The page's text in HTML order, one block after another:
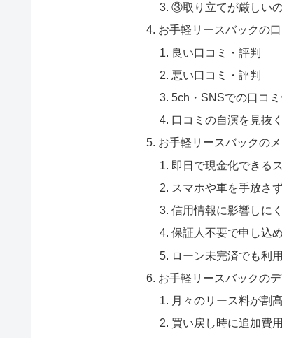
③取り立てが厳しい
お手軽リースバックの
良い口コミ・評判
悪い口コミ・評判
5ch・SNSでの口コミ
口コミの自演を見抜
お手軽リースバックの
即日で現金化できる
スマホや車を手放さ
信用情報に影響しに
保証人不要で申し込
ローン未完済でも利
お手軽リースバックの
月々のリース料が割
買い戻し時に追加費